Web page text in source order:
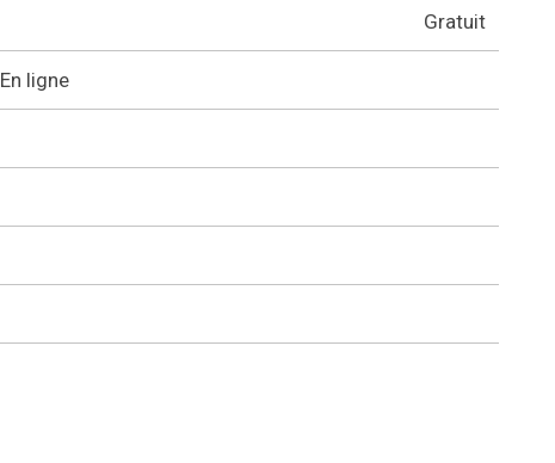
Gratuit
En ligne